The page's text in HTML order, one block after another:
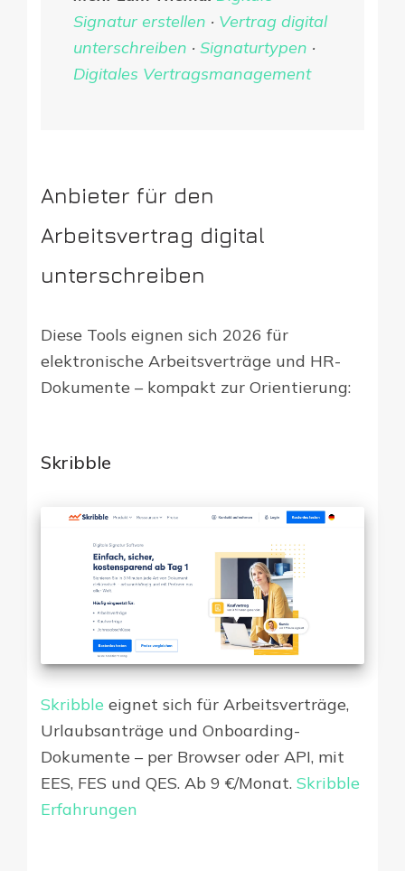
Signatur erstellen · Vertrag digital
unterschreiben · Signaturtypen ·
Digitales Vertragsmanagement
Anbieter für den
Arbeitsvertrag digital
unterschreiben
Diese Tools eignen sich 2026 für
elektronische Arbeitsverträge und HR-
Dokumente – kompakt zur Orientierung:
Skribble
Skribble eignet sich für Arbeitsverträge,
Urlaubsanträge und Onboarding-
Dokumente – per Browser oder API, mit
EES, FES und QES. Ab 9 €/Monat. Skribble
Erfahrungen